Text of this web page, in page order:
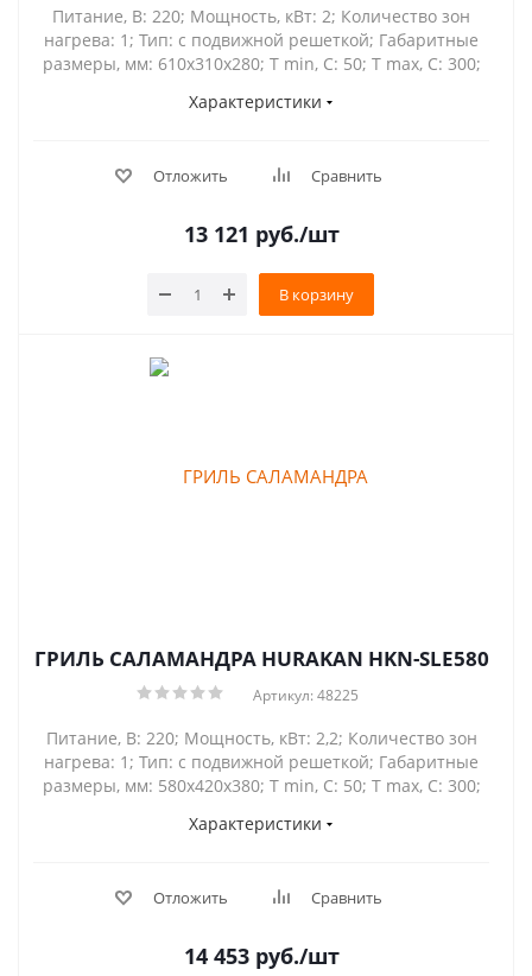
Питание, В: 220; Мощность, кВт: 2; Количество зон
нагрева: 1; Тип: с подвижной решеткой; Габаритные
размеры, мм: 610х310х280; Т min, С: 50; Т max, С: 300;
Характеристики
Отложить Сравнить
13 121 руб./шт
В корзину
ГРИЛЬ САЛАМАНДРА HURAKAN HKN-SLE580
Артикул: 48225
Питание, В: 220; Мощность, кВт: 2,2; Количество зон
нагрева: 1; Тип: с подвижной решеткой; Габаритные
размеры, мм: 580х420х380; Т min, С: 50; Т max, С: 300;
Характеристики
Отложить Сравнить
14 453 руб./шт